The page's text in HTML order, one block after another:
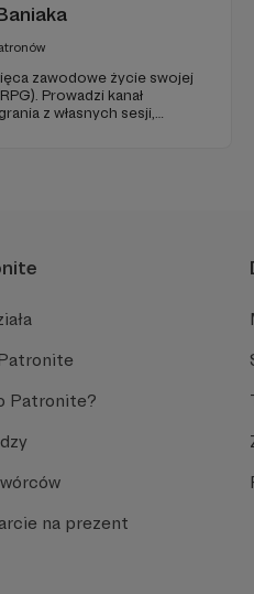
zawodowe życie swojej
Prowadzi kanał
z własnych sesji,
Patronite?
na prezent